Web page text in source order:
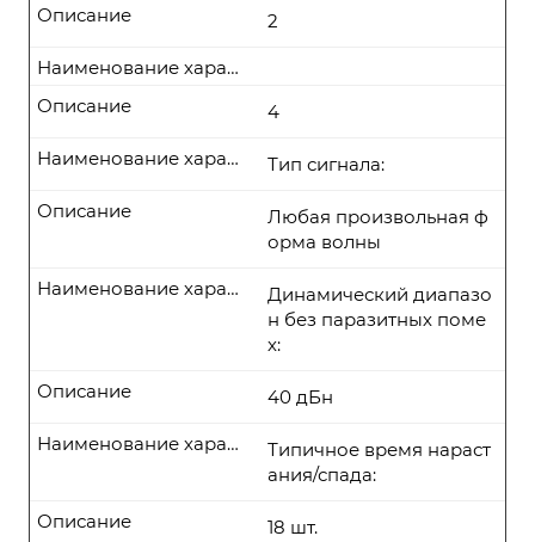
2
Описание
Наименование характеристики
4
Описание
Тип сигнала:
Наименование характеристики
Любая произвольная ф
орма волны
Описание
Динамический диапазо
н без паразитных поме
х:
Наименование характеристики
40 дБн
Описание
Типичное время нараст
ания/спада:
Наименование характеристики
18 шт.
Описание